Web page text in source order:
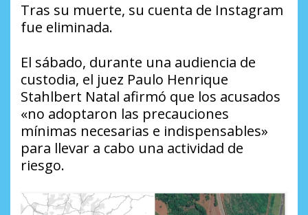
Tras su muerte, su cuenta de Instagram
fue eliminada.
El sábado, durante una audiencia de
custodia, el juez Paulo Henrique
Stahlbert Natal afirmó que los acusados
«no adoptaron las precauciones
mínimas necesarias e indispensables»
para llevar a cabo una actividad de
riesgo.